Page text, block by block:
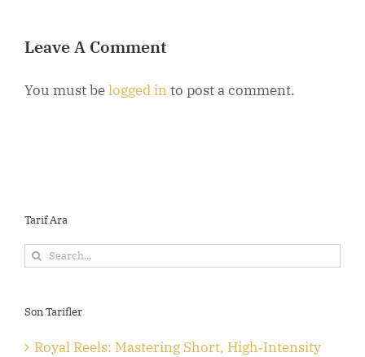
Leave A Comment
You must belogged into post a comment.
Tarif Ara
Search
Son Tarifler
Royal Reels: Mastering Short, High‑Intensity